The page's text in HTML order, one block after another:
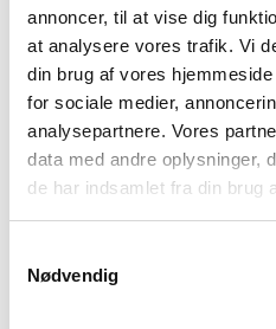
annoncer, til at vise dig
at analysere vores trafik. Vi
din brug af vores
for sociale medier,
analysepartnere. Vores
data med andre oplysninger,
de har indsamlet fra din brug
Nødvendig
BESKRIVELSE
BRAND
Prelight 2,5 lag, er en
Wolfskin. Regnjakken er
er ideel til outdoor turen i det
også kommer med vandtæthed
Derudover er jakken vindtæt
2
/24 timer, så her